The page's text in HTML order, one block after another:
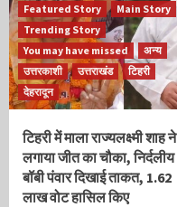
Featured Story
Main Story
Trending Story
You may have missed
अन्य
उत्तरकाशी
उत्तराखंड
टिहरी
देहरादून
टिहरी में माला राज्यलक्ष्मी शाह ने
लगाया जीत का चौका, निर्दलीय
बॉबी पंवार दिखाई ताकत, 1.62
लाख वोट हासिल किए